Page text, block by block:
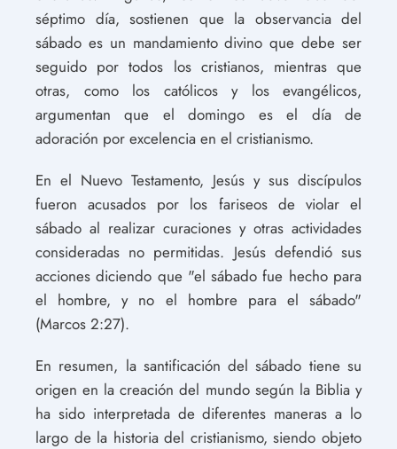
séptimo día, sostienen que la observancia del
sábado es un mandamiento divino que debe ser
seguido por todos los cristianos, mientras que
otras, como los católicos y los evangélicos,
argumentan que el domingo es el día de
adoración por excelencia en el cristianismo.
En el Nuevo Testamento, Jesús y sus discípulos
fueron acusados por los fariseos de violar el
sábado al realizar curaciones y otras actividades
consideradas no permitidas. Jesús defendió sus
acciones diciendo que "el sábado fue hecho para
el hombre, y no el hombre para el sábado"
(Marcos 2:27).
En resumen, la santificación del sábado tiene su
origen en la creación del mundo según la Biblia y
ha sido interpretada de diferentes maneras a lo
largo de la historia del cristianismo, siendo objeto